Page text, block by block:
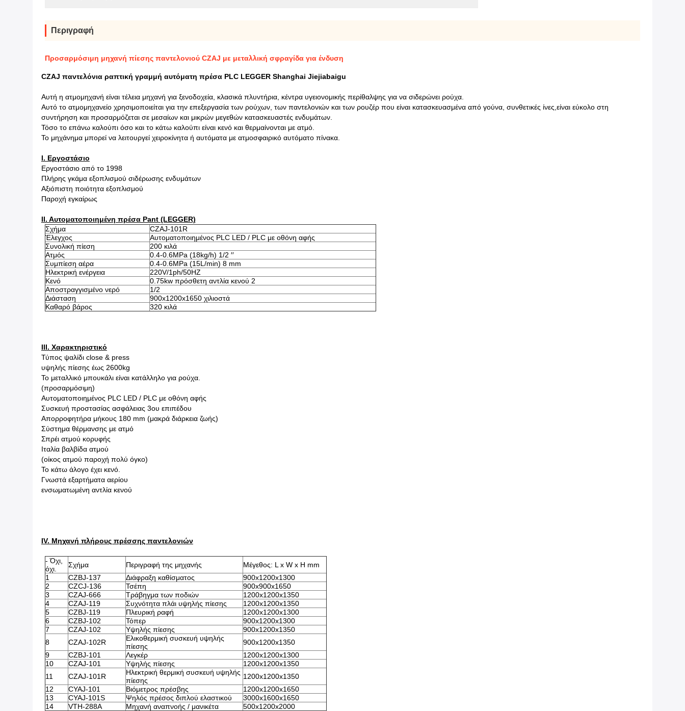
Περιγραφή
Προσαρμόσιμη μηχανή πίεσης παντελονιού CZAJ με μεταλλική σφραγίδα για ένδυση
CZAJ παντελόνια ραπτική γραμμή αυτόματη πρέσα PLC LEGGER Shanghai Jiejiabaigu
Αυτή η ατμομηχανή είναι τέλεια μηχανή για ξενοδοχεία, κλασικά πλυντήρια, κέντρα υγειονομικής περίθαλψης για να σιδερώνει ρούχα.
Αυτό το ατμομηχανείο χρησιμοποιείται για την επεξεργασία των ρούχων, των παντελονιών και των ρουζέρ που είναι κατασκευασμένα από γούνα, συνθετικές ίνες,είναι εύκολο στη
συντήρηση και προσαρμόζεται σε μεσαίων και μικρών μεγεθών κατασκευαστές ενδυμάτων.
Τόσο το επάνω καλούπι όσο και το κάτω καλούπι είναι κενό και θερμαίνονται με ατμό.
Το μηχάνημα μπορεί να λειτουργεί χειροκίνητα ή αυτόματα με ατμοσφαιρικό αυτόματο πίνακα.
Ι. Εργοστάσιο
Εργοστάσιο από το 1998
Πλήρης γκάμα εξοπλισμού σιδέρωσης ενδυμάτων
Αξιόπιστη ποιότητα εξοπλισμού
Παροχή εγκαίρως
ΙΙ. Αυτοματοποιημένη πρέσα Pant (LEGGER)
Σχήμα
CZAJ-101R
Έλεγχος
Αυτοματοποιημένος PLC LED / PLC με οθόνη αφής
Συνολική πίεση
200 κιλά
Ατμός
0.4-0.6MPa (18kg/h) 1/2 ′′
Συμπίεση αέρα
0.4-0.6MPa (15L/min) 8 mm
Ηλεκτρική ενέργεια
220V/1ph/50HZ
Κενό
0.75kw πρόσθετη αντλία κενού 2
Αποστραγγισμένο νερό
1/2
Διάσταση
900x1200x1650 χιλιοστά
Καθαρό βάρος
320 κιλά
ΙΙΙ. Χαρακτηριστικό
Τύπος ψαλίδι close & press
υψηλής πίεσης έως 2600kg
Το μεταλλικό μπουκάλι είναι κατάλληλο για ρούχα.
(προσαρμόσιμη)
Αυτοματοποιημένος PLC LED / PLC με οθόνη αφής
Συσκευή προστασίας ασφάλειας 3ου επιπέδου
Απορροφητήρα μήκους 180 mm (μακρά διάρκεια ζωής)
Σύστημα θέρμανσης με ατμό
Σπρέι ατμού κορυφής
Ιταλία βαλβίδα ατμού
(οίκος ατμού παροχή πολύ όγκο)
Το κάτω άλογο έχει κενό.
Γνωστά εξαρτήματα αερίου
ενσωματωμένη αντλία κενού
IV. Μηχανή πλήρους πρέσσης παντελονιών
- Όχι,
όχι.
Σχήμα Περιγραφή της μηχανής
Μέγεθος: L x W x H mm
1
CZBJ-137 Διάφραξη καθίσματος
900x1200x1300
2
CZCJ-136 Τσέπη
900x900x1650
3
CZAJ-666 Τράβηγμα των ποδιών
1200x1200x1350
4
CZAJ-119 Συχνότητα πλάι υψηλής πίεσης
1200x1200x1350
5
CZBJ-119 Πλευρική ραφή
1200x1200x1300
6
CZBJ-102 Τόπερ
900x1200x1300
7
CZAJ-102 Υψηλής πίεσης
900x1200x1350
8
CZAJ-102R
Ελικοθερμική συσκευή υψηλής
πίεσης
900x1200x1350
9
CZBJ-101 Λεγκέρ
1200x1200x1300
10
CZAJ-101 Υψηλής πίεσης
1200x1200x1350
11
CZAJ-101R
Ηλεκτρική θερμική συσκευή υψηλής
πίεσης
1200x1200x1350
12
CYAJ-101 Βιόμετρος πρέσβης
1200x1200x1650
13
CYAJ-101S Ψηλός πρέσος διπλού ελαστικού
3000x1600x1650
14
VTH-288A Μηχανή αναπνοής / μανικέτα 500x1200x2000